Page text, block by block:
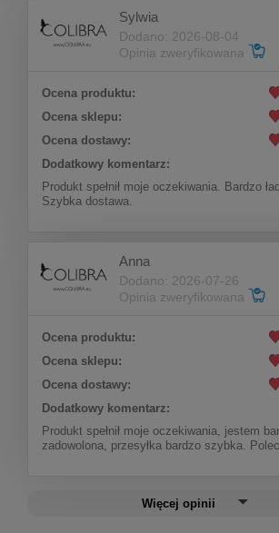
Sylwia
Dodano: 2026-08-04
Opinia zweryfikowana
Ocena produktu:
Ocena sklepu:
Ocena dostawy:
Dodatkowy komentarz:
Produkt spełnił moje oczekiwania. Bardzo
Szybka dostawa.
Anna
Dodano: 2026-07-26
Opinia zweryfikowana
Ocena produktu:
Ocena sklepu:
Ocena dostawy:
Dodatkowy komentarz:
Produkt spełnił moje oczekiwania, jestem
zadowolona, przesyłka bardzo szybka.
Więcej opinii